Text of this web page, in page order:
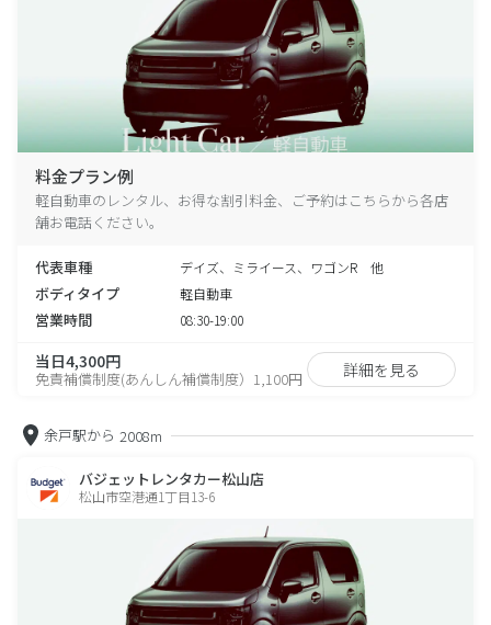
料金プラン例
軽自動車のレンタル、お得な割引料金、ご予約はこちらから各店
舗お電話ください。
代表車種 デイズ、ミライース、ワゴンR 他
ボディタイプ 軽自動車
営業時間 08:30-19:00
当日4,300円
免責補償制度(あんしん補償制度）1,100円 詳細を見る
余戸駅から 2008m
バジェットレンタカー松山店
松山市空港通1丁目13-6